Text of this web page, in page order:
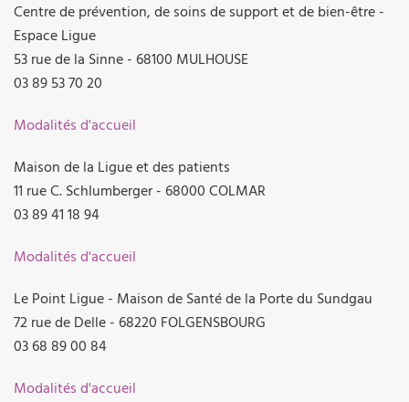
Centre de prévention, de soins de support et de bien-être -
Espace Ligue
53 rue de la Sinne - 68100 MULHOUSE
03 89 53 70 20
Modalités d'accueil
Maison de la Ligue et des patients
11 rue C. Schlumberger - 68000 COLMAR
03 89 41 18 94
Modalités d'accueil
Le Point Ligue - Maison de Santé de la Porte du Sundgau
72 rue de Delle - 68220 FOLGENSBOURG
03 68 89 00 84
Modalités d'accueil